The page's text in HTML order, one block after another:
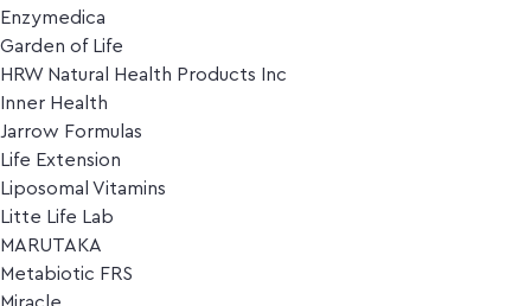
Enzymedica
Garden of Life
HRW Natural Health Products Inc
Inner Health
Jarrow Formulas
Life Extension
Liposomal Vitamins
Litte Life Lab
MARUTAKA
Metabiotic FRS
Miracle